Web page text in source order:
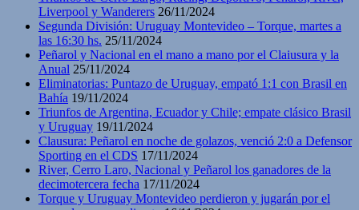
Liverpool y Wanderers 26/11/2024
Segunda División: Uruguay Montevideo – Torque, martes a
las 16:30 hs. 25/11/2024
Peñarol y Nacional en el mano a mano por el Claiusura y la
Anual 25/11/2024
Eliminatorias: Puntazo de Uruguay, empató 1:1 con Brasil en
Bahía 19/11/2024
Triunfos de Argentina, Ecuador y Chile; empate clásico Brasil
y Uruguay 19/11/2024
Clausura: Peñarol en noche de golazos, venció 2:0 a Defensor
Sporting en el CDS 17/11/2024
River, Cerro Laro, Nacional y Peñarol los ganadores de la
decimotercera fecha 17/11/2024
Torque y Uruguay Montevideo perdieron y jugarán por el